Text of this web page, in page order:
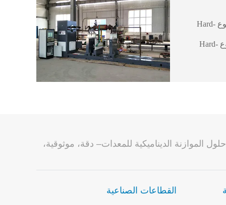
ماكينات موازنة رأسية من نوع Hard-
ماكينات موازنة أفقية من نوع Hard-
حلول الموازنة الديناميكية للمعدات– دقة، موثوقية،
القطاعات الصناعية